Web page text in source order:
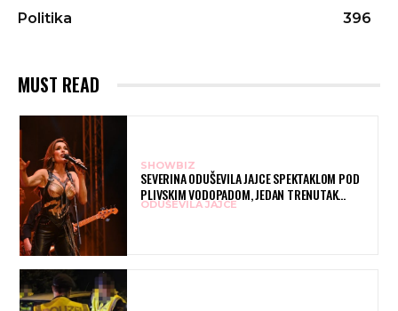
Politika
396
MUST READ
SHOWBIZ
SEVERINA ODUŠEVILA JAJCE SPEKTAKLOM POD
PLIVSKIM VODOPADOM, JEDAN TRENUTAK
POSEBNO JE DIRNUO PUBLIKU
ODUŠEVILA JAJCE